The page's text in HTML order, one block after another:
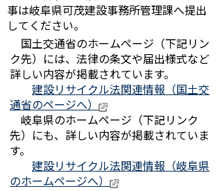
事は岐阜県可茂建設事務所管理課へ提出
してください。
国土交通省のホームページ（下記リン
ク先）には、法律の条文や届出様式など
詳しい内容が掲載されています。
建設リサイクル法関連情報（国土交
通省のページへ）
岐阜県のホームページ（下記リンク
先）にも、詳しい内容が掲載されていま
す。
建設リサイクル法関連情報（岐阜県
のホームページへ）